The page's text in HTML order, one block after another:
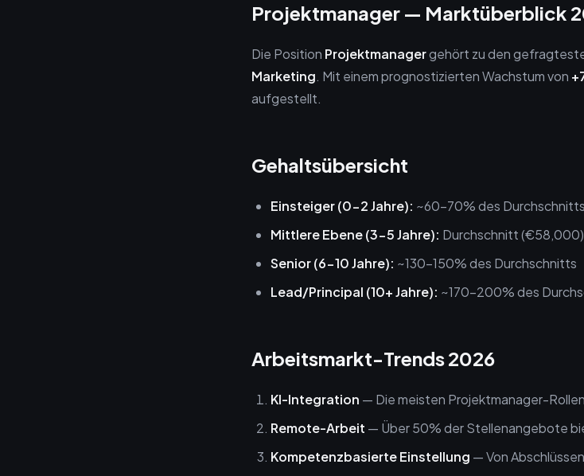
Projektmanager — Marktüberblick
Die Position Projektmanagergehört zu den
Marketing. Mit einem prognostizierten Wachstum von
aufgestellt.
Gehaltsübersicht
Einsteiger (0-2 Jahre): ~60-70% des
Mittlere Ebene (3-5 Jahre): Durchschnitt (€58,000)
Senior (6-10 Jahre): ~130-150% des Durchschnitts
Lead/Principal (10+ Jahre): ~170-200% des
Arbeitsmarkt-Trends 2026
KI-Integration — Die meisten Projektmanager-
Remote-Arbeit — Über 50% der Stellenangebote
Kompetenzbasierte Einstellung — Von